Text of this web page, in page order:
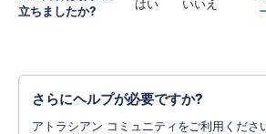
立ちましたか?
はい いいえ
さらにヘルプが必要ですか?
アトラシアン コミュニティをご利用くださ